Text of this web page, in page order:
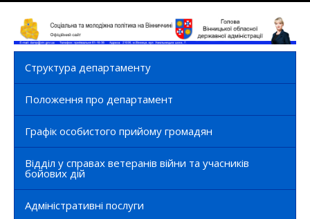
Структура департаменту
Положення про департамент
Графік особистого прийому громадян
Відділ у справах ветеранів війни та учасників
бойових дій
Адміністративні послуги